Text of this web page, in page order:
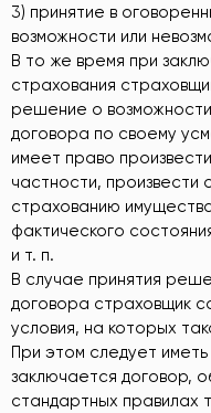
3) принятие в
возможности или
В то же время при
страхования
решение о
договора по своему
имеет право
частности,
страхованию
фактического
и т. п.
В случае принятия
договора страховщик
условия, на которых
При этом следует иметь
заключается договор,
стандартных правилах